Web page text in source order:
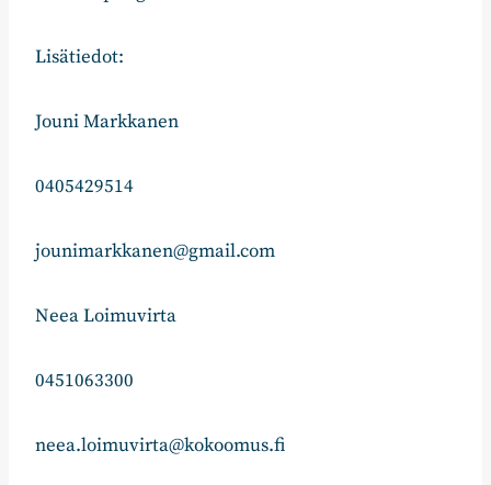
Lisätiedot:
Jouni Markkanen
0405429514
jounimarkkanen@gmail.com
Neea Loimuvirta
0451063300
neea.loimuvirta@kokoomus.fi